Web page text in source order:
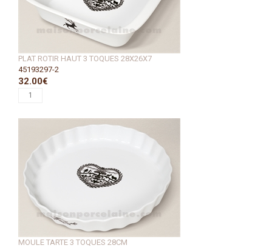
PLAT ROTIR HAUT 3 TOQUES 28X26X7
45193297-2
32.00€
MOULE TARTE 3 TOQUES 28CM